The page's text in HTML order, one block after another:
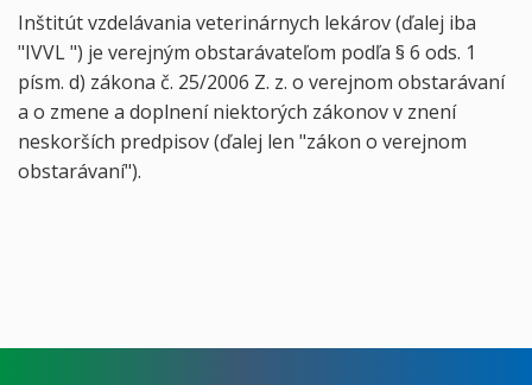
Inštitút vzdelávania veterinárnych lekárov (ďalej iba
"IVVL ") je verejným obstarávateľom podľa § 6 ods. 1
písm. d) zákona č. 25/2006 Z. z. o verejnom obstarávaní
a o zmene a doplnení niektorých zákonov v znení
neskorších predpisov (ďalej len "zákon o verejnom
obstarávaní").